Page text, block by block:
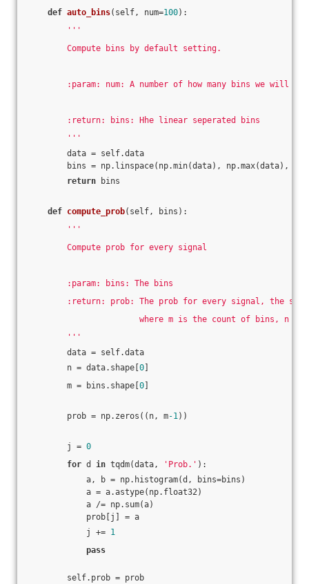
def auto_bins(self, num=100) :
'''
Compute bins by default setting.
:param: num: A number of how many bins we will use
:return: bins: Hhe linear seperated bins
'''
data = self.data
bins = np.linspace(np.min(data), np.max(data),
return bins
def compute_prob(self, bins) :
'''
Compute prob for every signal
:param: bins: The bins
:return: prob: The prob for every signal, the shape
where m is the count of bins, n is the
'''
data = self.data
n = data.shape[ 0
m = bins.shape[ 0
prob = np.zeros((n, m-1))
j = 0
for d in tqdm(data, 'Prob.' ):
a, b = np.histogram(d, bins=bins)
a = a.astype(np.float32)
a /= np.sum(a)
prob[j] = a
j += 1
pass
self.prob = prob